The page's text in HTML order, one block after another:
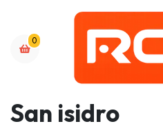
0
San isidro